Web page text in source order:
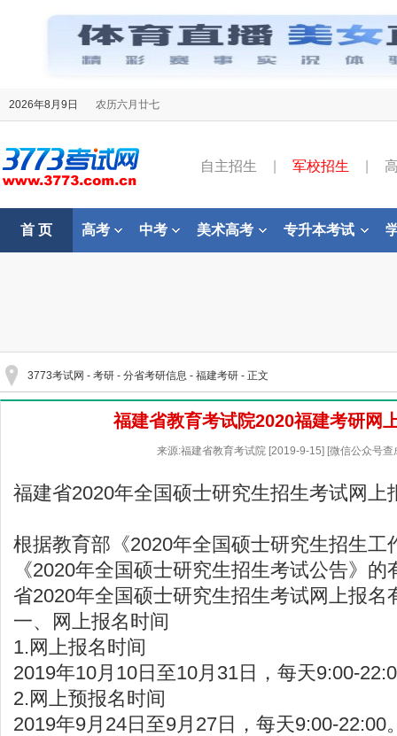
2026年8月9日 农历六月廿七
自主招生 军校招生
首 页 高考 中考 美术高考 专升本考试
3773考试网 - 考研 - 分省考研信息 - 福建考研 - 正文
福建省教育考试院2020福建考研网
来源:福建省教育考试院 [2019-9-15] [微信公众号查
福建省2020年全国硕士研究生招生考试网上
根据教育部《2020年全国硕士研究生招生工
《2020年全国硕士研究生招生考试公告》
省2020年全国硕士研究生招生考试网上报名
一、网上报名时间
1.网上报名时间
2019年10月10日至10月31日，每天9:00-
2.网上预报名时间
2019年9月24日至9月27日，每天9:00-22:00